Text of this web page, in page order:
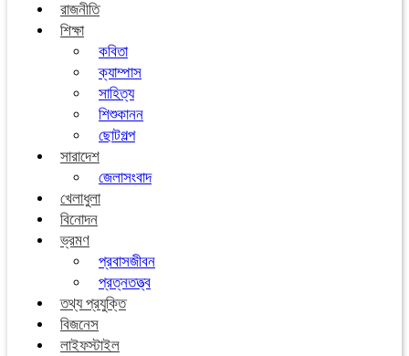
রাজনীতি
শিক্ষা
কবিতা
ক্যাম্পাস
সাহিত্য
শিশুকানন
ছোটগল্প
সারাদেশ
জেলাসংবাদ
খেলাধুলা
বিনোদন
ভ্রমণ
প্রবাসজীবন
প্রত্নতত্ত্ব
তথ্য প্রযুক্তি
বিজনেস
লাইফস্টাইল